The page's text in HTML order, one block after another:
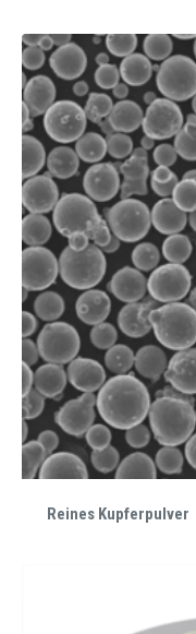
Reines Kupferpulver